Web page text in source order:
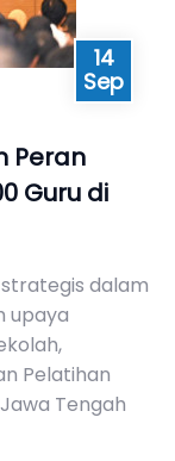
14
Sep
Peran
Guru di
dalam
upaya
Pelatihan
Tengah